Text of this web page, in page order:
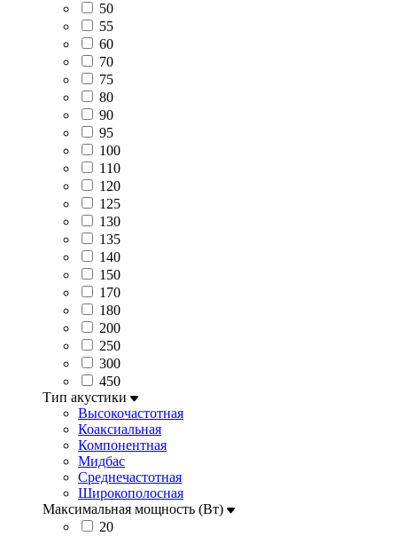
50
55
60
70
75
80
90
95
100
110
120
125
130
135
140
150
170
180
200
250
300
450
Тип акустики
Высокочастотная
Коаксиальная
Компонентная
Мидбас
Среднечастотная
Широкополосная
Максимальная мощность (Вт)
20